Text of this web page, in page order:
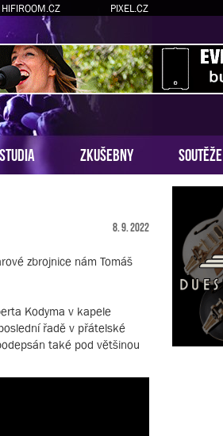
HIFIROOM.CZ PIXEL.CZ
STUDIA ZKUŠEBNY SOUTĚŽE
8. 9. 2022
zbrojnice nám Tomáš
Kodyma v kapele
řadě v přátelské
také pod většinou